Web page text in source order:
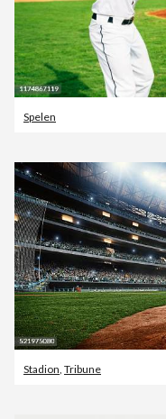
Spelen
Stadion, Tribune